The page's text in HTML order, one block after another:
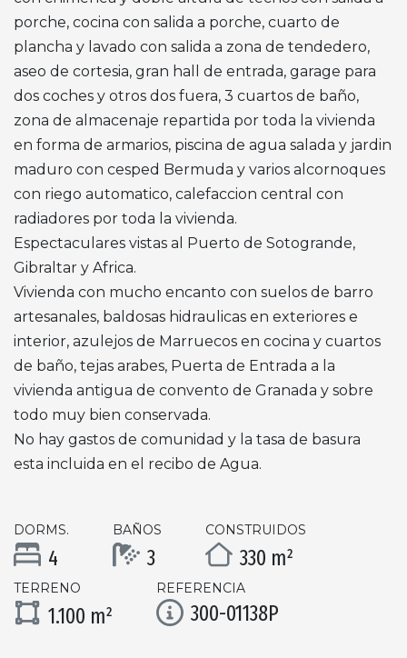
porche, cocina con salida a porche, cuarto de
plancha y lavado con salida a zona de tendedero,
aseo de cortesia, gran hall de entrada, garage para
dos coches y otros dos fuera, 3 cuartos de baño,
zona de almacenaje repartida por toda la vivienda
en forma de armarios, piscina de agua salada y jardin
maduro con cesped Bermuda y varios alcornoques
con riego automatico, calefaccion central con
radiadores por toda la vivienda.
Espectaculares vistas al Puerto de Sotogrande,
Gibraltar y Africa.
Vivienda con mucho encanto con suelos de barro
artesanales, baldosas hidraulicas en exteriores e
interior, azulejos de Marruecos en cocina y cuartos
de baño, tejas arabes, Puerta de Entrada a la
vivienda antigua de convento de Granada y sobre
todo muy bien conservada.
No hay gastos de comunidad y la tasa de basura
esta incluida en el recibo de Agua.
DORMS.
4
BAÑOS
3
CONSTRUIDOS
330 m²
TERRENO
1.100 m²
REFERENCIA
300-01138P